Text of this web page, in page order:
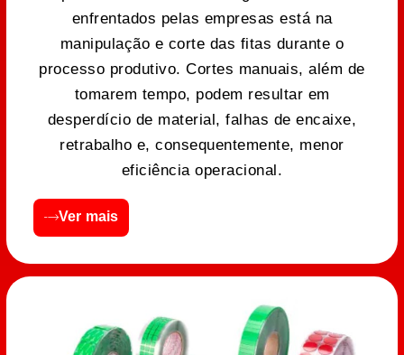
enfrentados pelas empresas está na
manipulação e corte das fitas durante o
processo produtivo. Cortes manuais, além de
tomarem tempo, podem resultar em
desperdício de material, falhas de encaixe,
retrabalho e, consequentemente, menor
eficiência operacional.
Ver mais